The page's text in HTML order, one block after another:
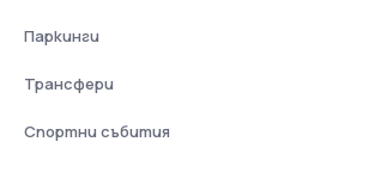
Паркинги
Трансфери
Спортни събития